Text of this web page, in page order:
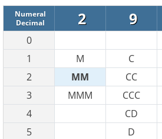
Numeral
Decimal
2 9
0
1
M C
2
MM CC
3
MMM CCC
4
CD
5
D